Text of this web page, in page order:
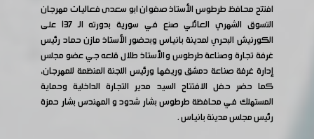
افتتح محافظ طرطوس الأستاذ صفوان ابو سعدى فعاليات مهرجان
التسوق الشهري العائلي صنع في سورية بدورته الـ 137 على
الكورنيش البحري لمدينة بانياس وبحضور الأستاذ مازن حماد رئيس
غرفة تجارة وصناعة طرطوس والأستاذ طلال قلعه جي عضو مجلس
إدارة غرفة صناعة دمشق وريفها ورئيس اللجنة المنظمة للمهرجان،
كما حضر حفل الافتتاح السيد مدير التجارة الداخلية وحماية
المستهلك في محافظة طرطوس بشار شدود و المهندس بشار حمزة
رئيس مجلس مدينة بانياس .